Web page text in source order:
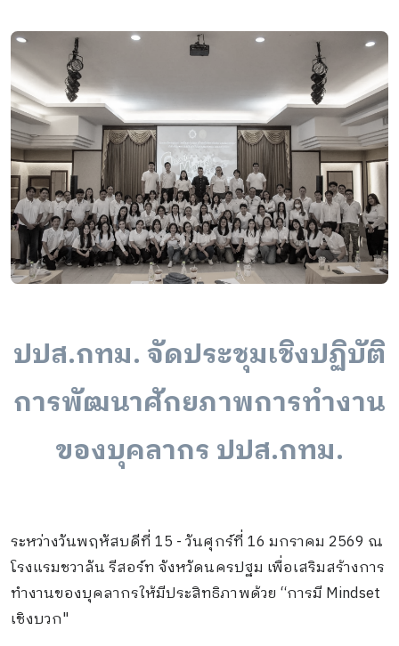
ปปส.กทม. จัดประชุมเชิงปฏิบัติ
การ​พัฒนาศักยภาพ​การทำงาน
ของบุคลากร​ ปปส.กทม​.​
ระหว่างวันพฤหัส​บดีที่​ 15​ - วัน​ศุกร์​ที่​ 16​ มกราคม​ 2569​ ณ​
โรงแรม​ชวาลัน​ รีสอร์ท​ จังหวัด​นครปฐม​ เพื่อเสริมสร้างการ
ทำงานของบุคลากร​ให้มีประสิทธิภาพด้วย “การมี​ Mindset​
เชิงบวก"